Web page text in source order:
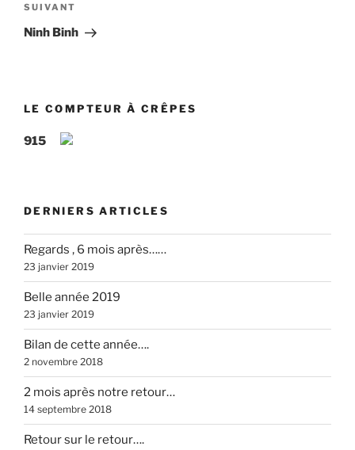
Article
suivant
SUIVANT
Ninh Binh
LE COMPTEUR À CRÊPES
915
DERNIERS ARTICLES
Regards , 6 mois après……
23 janvier 2019
Belle année 2019
23 janvier 2019
Bilan de cette année….
2 novembre 2018
2 mois après notre retour…
14 septembre 2018
Retour sur le retour….